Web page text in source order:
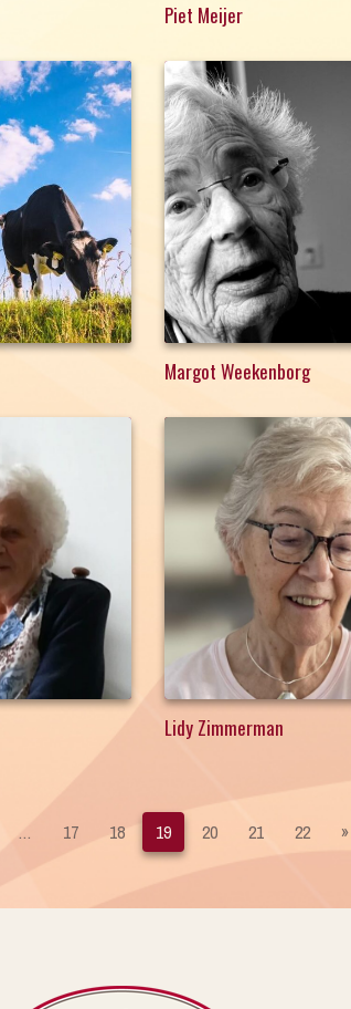
Piet Meijer
Margot Weekenborg
Lidy Zimmerman
… 17 18 19 20 21 22 »